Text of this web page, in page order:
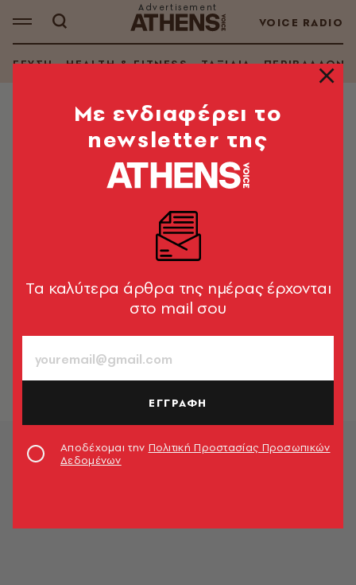
VOICE RADIO
ΓΕΥΣΗ HEALTH & FITNESS ΤΑΞΙΔΙΑ ΠΕΡΙΒΑΛΛΟΝ
ΤΕΛΕΥΤΑΙΑ
LIFE IN ATHENS
Η «Α.V.» ξενυχτάει στο Μπουρνάζι
A.V. Guest
Ηλεκτρονικό Tαχυδρομείο
Γιάννης Κωνσταντινίδης
Mε ενδιαφέρει το
newsletter της
Tα καλύτερα άρθρα της ημέρας έρχονται
στο mail σου
ΕΓΓΡΑΦΗ
Αποδέχομαι την Πολιτική Προστασίας Προσωπικών
Δεδομένων